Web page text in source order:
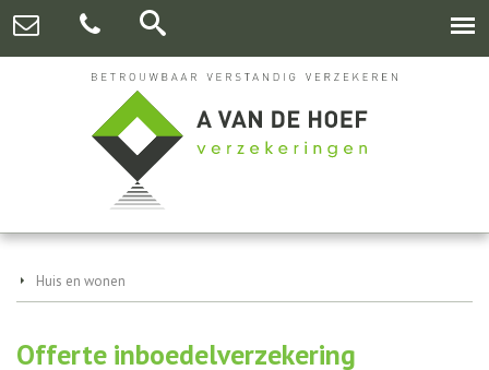
Huis en wonen
Offerte inboedelverzekering